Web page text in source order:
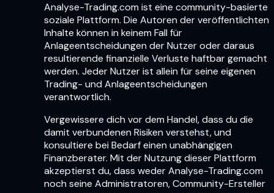
Analyse-Trading.com ist eine community-basierte
soziale Plattform. Die Autoren der veröffentlichten
Inhalte können in keinem Fall für
Anlageentscheidungen der Nutzer oder daraus
resultierende finanzielle Verluste haftbar gemacht
werden. Jeder Nutzer ist allein für seine eigenen
Trading- und Anlageentscheidungen
verantwortlich.
Vergewissere dich vor dem Handel, dass du die
damit verbundenen Risiken verstehst, und
konsultiere bei Bedarf einen unabhängigen
Finanzberater. Mit der Nutzung dieser Plattform
akzeptierst du, dass weder Analyse-Trading.com
noch seine Administratoren, Community-Ersteller